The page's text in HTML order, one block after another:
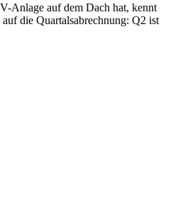
Anlage auf dem Dach hat, kennt
die Quartalsabrechnung: Q2 ist